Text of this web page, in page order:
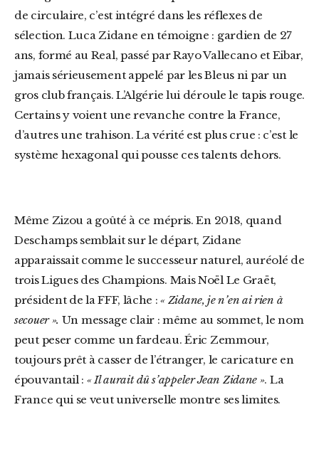
de circulaire, c’est intégré dans les réflexes de
sélection. Luca Zidane en témoigne : gardien de 27
ans, formé au Real, passé par Rayo Vallecano et Eibar,
jamais sérieusement appelé par les Bleus ni par un
gros club français. L’Algérie lui déroule le tapis rouge.
Certains y voient une revanche contre la France,
d’autres une trahison. La vérité est plus crue : c’est le
système hexagonal qui pousse ces talents dehors.
Même Zizou a goûté à ce mépris. En 2018, quand
Deschamps semblait sur le départ, Zidane
apparaissait comme le successeur naturel, auréolé de
trois Ligues des Champions. Mais Noël Le Graët,
président de la FFF, lâche :« Zidane, je n’en ai rien à
secouer ». Un message clair : même au sommet, le nom
peut peser comme un fardeau. Éric Zemmour,
toujours prêt à casser de l’étranger, le caricature en
épouvantail : « Il aurait dû s’appeler Jean Zidane ». La
France qui se veut universelle montre ses limites.